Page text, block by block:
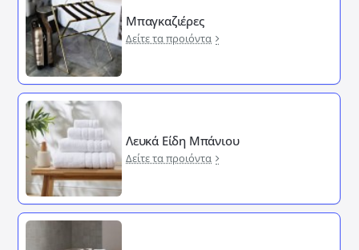
Μπαγκαζιέρες
Δείτε τα προιόντα
Λευκά Είδη Μπάνιου
Δείτε τα προιόντα